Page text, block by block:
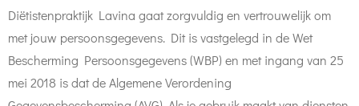
Diëtistenpraktijk Lavina gaat zorgvuldig en vertrouwelijk om
met jouw persoonsgegevens. Dit is vastgelegd in de Wet
Bescherming Persoonsgegevens (WBP) en met ingang van 25
mei 2018 is dat de Algemene Verordening